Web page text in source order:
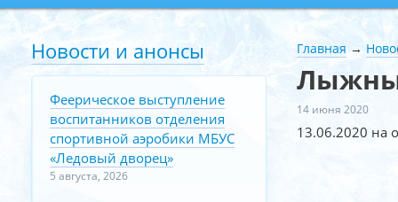
Главная →
14 июня 2020
13.06.2020 на
Новости и анонсы
Феерическое выступление
воспитанников отделения
спортивной аэробики МБУС
«Ледовый дворец»
5 августа, 2026